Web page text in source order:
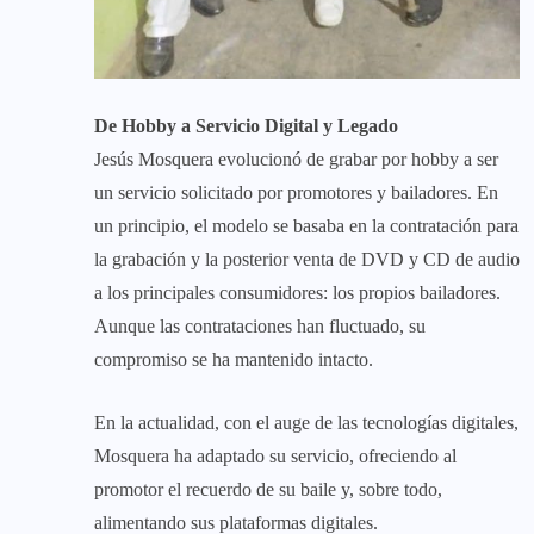
De Hobby a Servicio Digital y Legado
​Jesús Mosquera evolucionó de grabar por hobby a ser
un servicio solicitado por promotores y bailadores. En
un principio, el modelo se basaba en la contratación para
la grabación y la posterior venta de DVD y CD de audio
a los principales consumidores: los propios bailadores.
Aunque las contrataciones han fluctuado, su
compromiso se ha mantenido intacto.
​En la actualidad, con el auge de las tecnologías digitales,
Mosquera ha adaptado su servicio, ofreciendo al
promotor el recuerdo de su baile y, sobre todo,
alimentando sus plataformas digitales.